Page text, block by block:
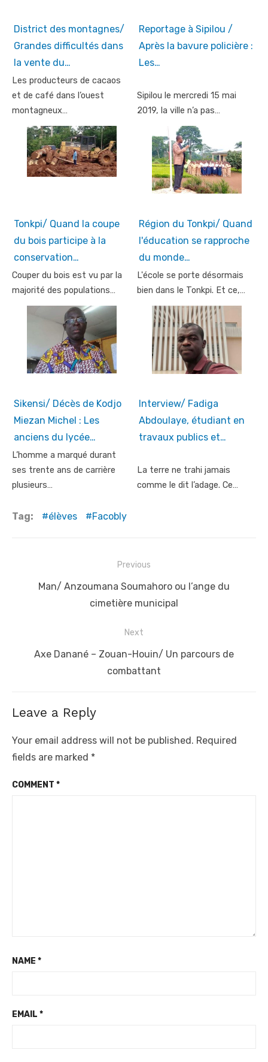
District des montagnes/
Grandes difficultés dans
la vente du…
Les producteurs de cacaos
et de café dans l’ouest
montagneux…
Reportage à Sipilou /
Après la bavure policière :
Les…
Sipilou le mercredi 15 mai
2019, la ville n’a pas…
Tonkpi/ Quand la coupe
du bois participe à la
conservation…
Couper du bois est vu par la
majorité des populations…
Région du Tonkpi/ Quand
l'éducation se rapproche
du monde…
L'école se porte désormais
bien dans le Tonkpi. Et ce,…
Sikensi/ Décès de Kodjo
Miezan Michel : Les
anciens du lycée…
L’homme a marqué durant
ses trente ans de carrière
plusieurs…
Interview/ Fadiga
Abdoulaye, étudiant en
travaux publics et…
La terre ne trahi jamais
comme le dit l’adage. Ce…
Tag: élèves Facobly
navigation
Previous
PreviousMan/ Anzoumana Soumahoro ou l’ange du
cimetière municipal
Next
NextAxe Danané – Zouan-Houin/ Un parcours de
combattant
Leave a Reply
Your email address will not be published. Required
fields are marked *
COMMENT *
NAME *
EMAIL *